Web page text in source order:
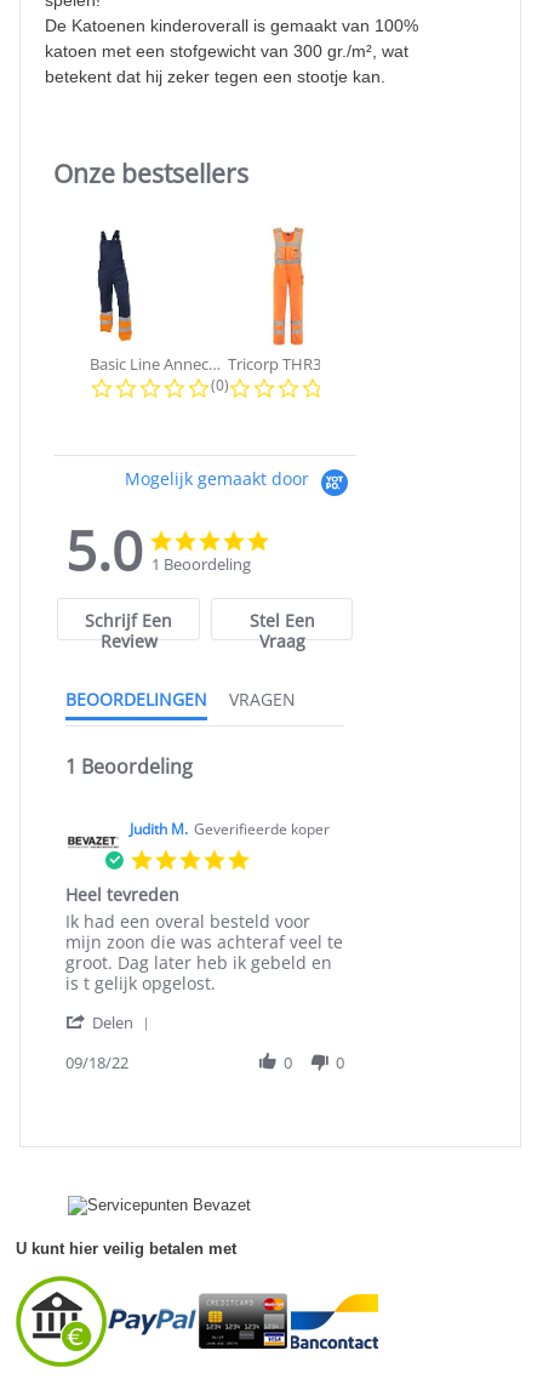
De Katoenen kinderoverall is gemaakt van 100%
katoen met een stofgewicht van 300 gr./m², wat
betekent dat hij zeker tegen een stootje kan.
Slideshow
Onze bestsellers
Basic Line Annecy | Tuinbroek
0.0 star rating
(0)
Mogelijk gemaakt door
5.0
5.0
star
rating
1 Beoordeling
Schrijf Een
Review
Stel Een
Vraag
BEOORDELINGEN VRAGEN
1 Beoordeling
Judith M. Geverifieerde koper
Heel tevreden
Review
by
Judith
M.
18
2022
review
stating
Heel
tevreden
Ik had een overal besteld voor
mijn zoon die was achteraf veel te
groot. Dag later heb ik gebeld en
is t gelijk opgelost.
Delen
on
2022
09/18/22 0 0
U kunt hier veilig betalen met